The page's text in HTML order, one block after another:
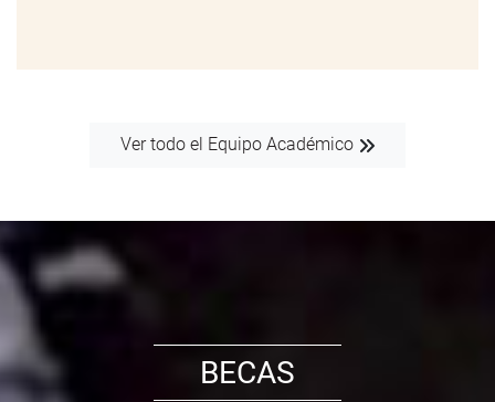
Ver todo el Equipo Académico
BECAS